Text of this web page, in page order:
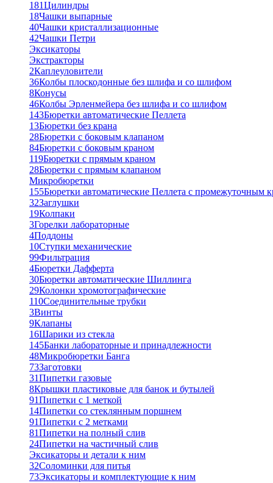
181Цилиндры
18Чашки выпарные
40Чашки кристаллизационные
42Чашки Петри
Эксикаторы
Экстракторы
2Каплеуловители
36Колбы плоскодонные без шлифа и со шлифом
8Конусы
46Колбы Эрленмейера без шлифа и со шлифом
143Бюретки автоматические Пеллета
13Бюретки без крана
28Бюретки с боковым клапаном
84Бюретки с боковым краном
119Бюретки с прямым краном
28Бюретки с прямым клапаном
Микробюретки
155Бюретки автоматические Пеллета с промежуточным
32Заглушки
19Колпаки
3Горелки лабораторные
4Поддоны
10Ступки механические
99Фильтрация
4Бюретки Дафферта
30Бюретки автоматические Шиллинга
29Колонки хромотографические
110Соединительные трубки
3Винты
9Клапаны
16Шарики из стекла
145Банки лабораторные и принадлежности
48Микробюретки Банга
73Заготовки
31Пипетки газовые
8Крышки пластиковые для банок и бутылей
91Пипетки с 1 меткой
14Пипетки со стеклянным поршнем
91Пипетки с 2 метками
81Пипетки на полный слив
24Пипетки на частичный слив
Эксикаторы и детали к ним
32Соломинки для питья
73Эксикаторы и комплектующие к ним